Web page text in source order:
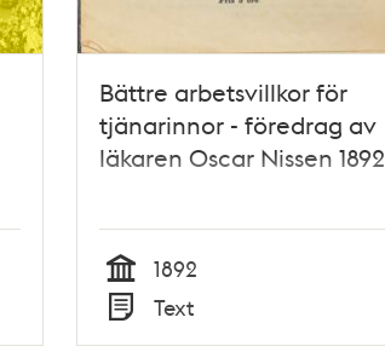
Bättre arbetsvillkor för
tjänarinnor - föredrag av
läkaren Oscar Nissen 1892
Tid
1892
Typ
Text